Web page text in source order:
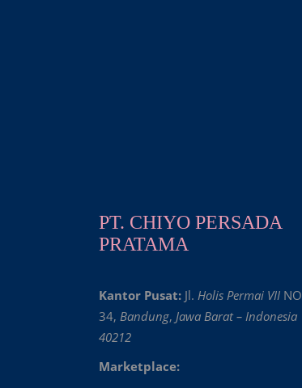
PT. CHIYO PERSADA
PRATAMA
Kantor Pusat: Jl. Holis Permai VII NO
34, Bandung, Jawa Barat – Indonesia
40212
Marketplace: